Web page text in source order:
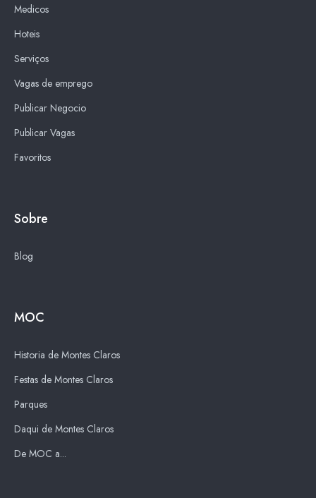
Medicos
Hoteis
Serviços
Vagas de emprego
Publicar Negocio
Publicar Vagas
Favoritos
Sobre
Blog
MOC
Historia de Montes Claros
Festas de Montes Claros
Parques
Daqui de Montes Claros
De MOC a...